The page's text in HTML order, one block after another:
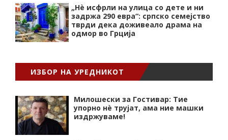
„Нѐ исфрли на улица со дете и ни
задржа 290 евра“: српско семејство
тврди дека доживеало драма на
одмор во Грција
ИЗБОР НА УРЕДНИКОТ
Милошески за Гостивар: Тие
упорно нѐ трујат, ама ние машки
издржуваме!